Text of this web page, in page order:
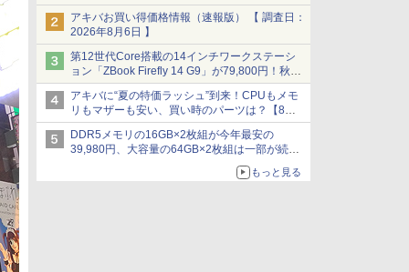
アキバお買い得価格情報（速報版） 【 調査日：
2026年8月6日 】
第12世代Core搭載の14インチワークステーシ
ョン「ZBook Firefly 14 G9」が79,800円！秋葉
原で中古PCセール
アキバに“夏の特価ラッシュ”到来！CPUもメモ
リもマザーも安い、買い時のパーツは？【8月7
日(金)22時配信】
DDR5メモリの16GB×2枚組が今年最安の
39,980円、大容量の64GB×2枚組は一部が続騰
もっと見る